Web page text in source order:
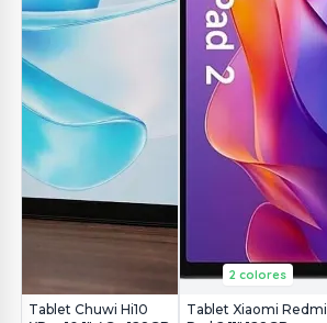
Tablet Chuwi Hi10
2 colores
Tablet Xiaomi Redmi